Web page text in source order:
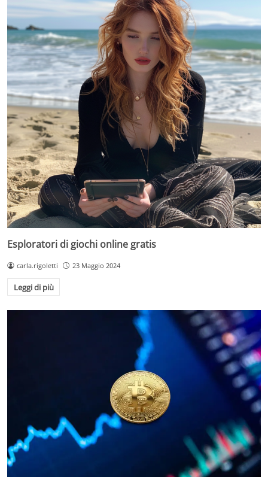
Esploratori di giochi online gratis
carla.rigoletti 23 Maggio 2024
Leggi di più